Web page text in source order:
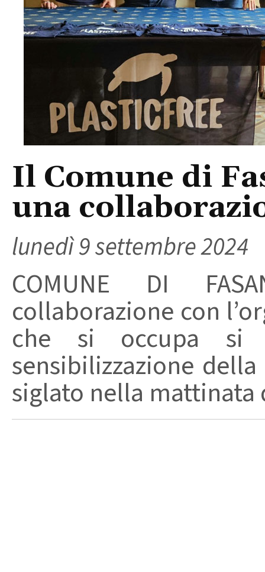
Il Comune di
una
lunedì 9 settembre 2024
COMUNE DI
collaborazione con
che si occupa si
sensibilizzazione
siglato nella mattinata